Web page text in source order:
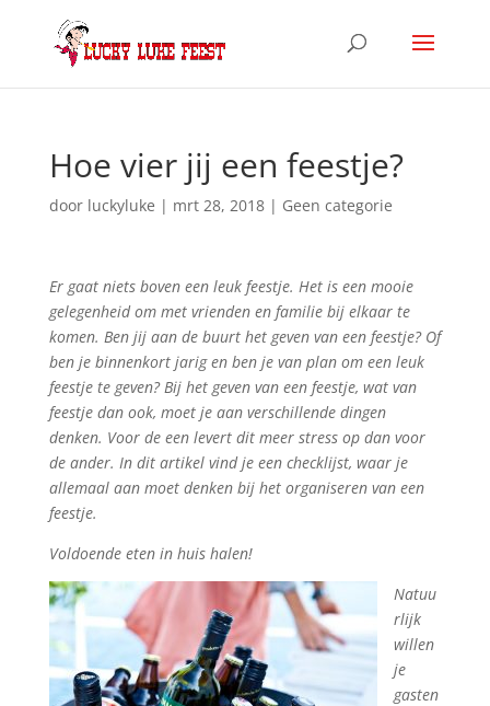
Hoe vier jij een feestje?
door luckyluke | mrt 28, 2018| Geen categorie
Er gaat niets boven een leuk feestje. Het is een mooie
gelegenheid om met vrienden en familie bij elkaar te
komen. Ben jij aan de buurt het geven van een feestje? Of
ben je binnenkort jarig en ben je van plan om een leuk
feestje te geven? Bij het geven van een feestje, wat van
feestje dan ook, moet je aan verschillende dingen
denken. Voor de een levert dit meer stress op dan voor
de ander. In dit artikel vind je een checklijst, waar je
allemaal aan moet denken bij het organiseren van een
feestje.
Voldoende eten in huis halen!
Natuu
rlijk
willen
je
gasten